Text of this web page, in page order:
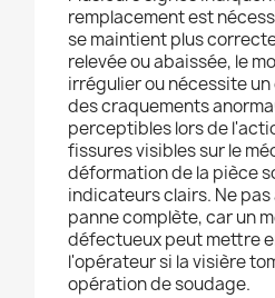
remplacement est
se maintient plus
relevée ou abaissée, le
irrégulier ou nécessite
des craquements
perceptibles lors de
fissures visibles sur le
déformation de la pièce
indicateurs clairs. Ne
panne complète, car un
défectueux peut mettre
l'opérateur si la visière
opération de soudage.